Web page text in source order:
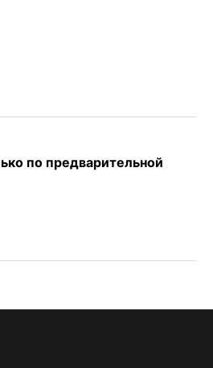
по предварительной